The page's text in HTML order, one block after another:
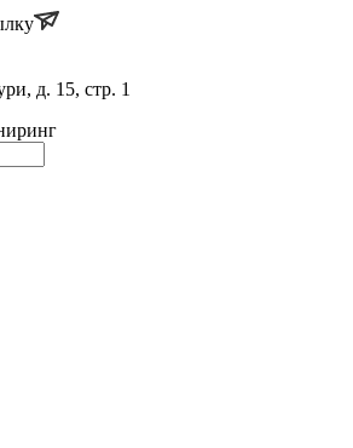
д. 15, стр. 1